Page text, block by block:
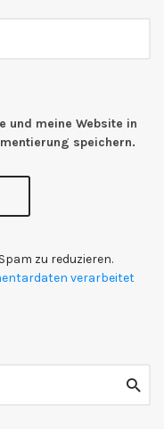
und meine Website in
speichern.
zu reduzieren.
verarbeitet